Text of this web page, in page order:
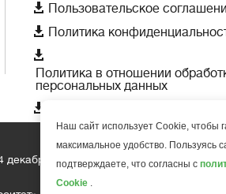
 Пользовательское
 Политика

Политика в отношении
персональных данных

декабря 2018 года
Наш сайт использует Cookie, чтобы
максимальное удобство. Пользуясь
подтверждаете, что согласны с
Cookie .